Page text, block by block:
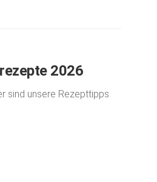
2026
sind unsere Rezepttipps